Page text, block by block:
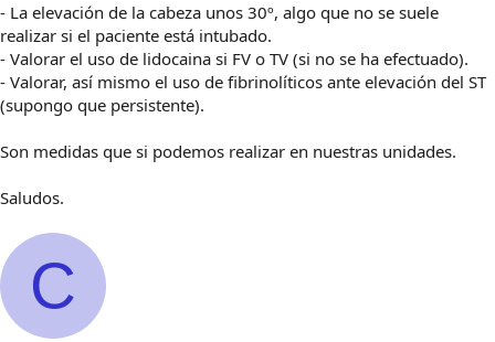
- La elevación de la cabeza unos 30º, algo que no se suele
realizar si el paciente está intubado.
- Valorar el uso de lidocaina si FV o TV (si no se ha efectuado).
- Valorar, así mismo el uso de fibrinolíticos ante elevación del ST
(supongo que persistente).
Son medidas que si podemos realizar en nuestras unidades.
Saludos.
C